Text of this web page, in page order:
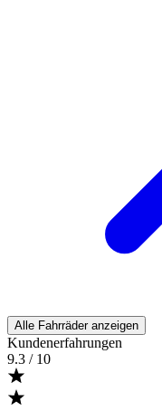
Alle Fahrräder anzeigen
Kundenerfahrungen
9.3 / 10